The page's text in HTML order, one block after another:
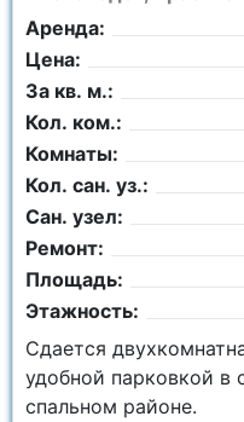
Аренда:
Цена:
За кв. м.:
Кол. ком.:
Комнаты:
Кол. сан. уз.:
Сан. узел:
Ремонт:
Площадь:
Этажность:
Сдается
удобной парковкой в
спальном районе.